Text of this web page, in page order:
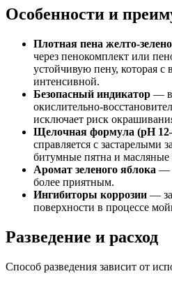
Особенности и
Плотная пена желто-
через пенокомплект или
устойчивую пену, которая с
интенсивной.
Безопасный индикатор — в
окислительно-
исключает риск
Щелочная формула (pH
справляется с застарелыми
битумные пятна и масляные
Аромат зеленого яблока —
более приятным.
Ингибиторы коррозии —
поверхности в процессе
Разведение и расход
Способ разведения зависит от